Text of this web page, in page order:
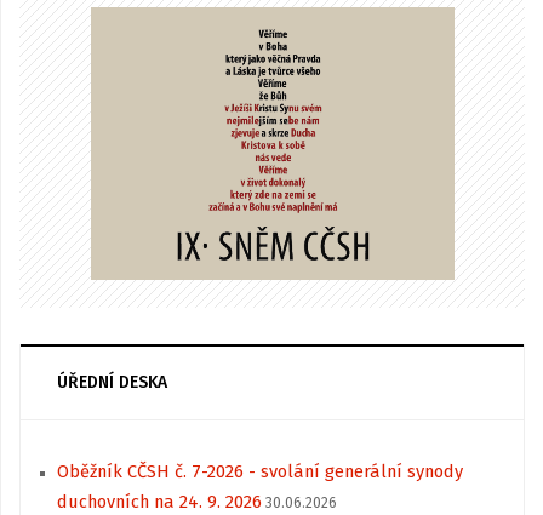
ÚŘEDNÍ DESKA
Oběžník CČSH č. 7-2026 - svolání generální synody
duchovních na 24. 9. 2026 30.06.2026